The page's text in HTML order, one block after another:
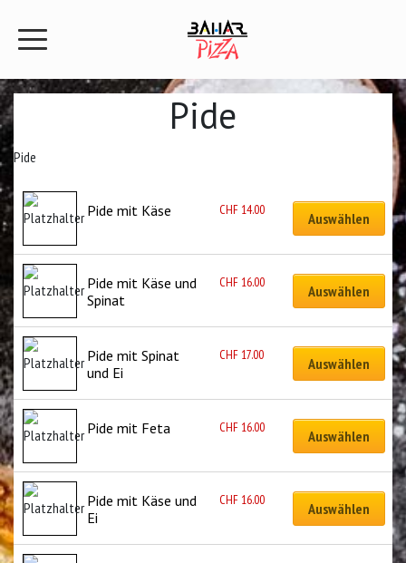
Pide
Pide
Pide mit Käse CHF 14.00 Auswählen
Pide mit Käse und
Spinat
CHF 16.00 Auswählen
Pide mit Spinat
und Ei
CHF 17.00 Auswählen
Pide mit Feta CHF 16.00 Auswählen
Pide mit Käse und
Ei
CHF 16.00 Auswählen